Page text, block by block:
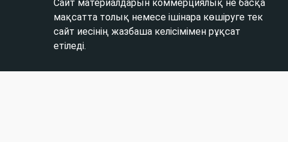
Сайт материалдарын коммерциялық не басқа
мақсатта толық немесе ішінара көшіруге тек
сайт иесінің жазбаша келісімімен рұқсат
етіледі.